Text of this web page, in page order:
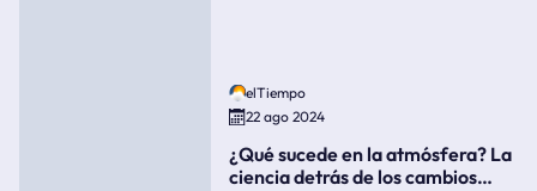
elTiempo
22 ago 2024
¿Qué sucede en la atmósfera? La
ciencia detrás de los cambios